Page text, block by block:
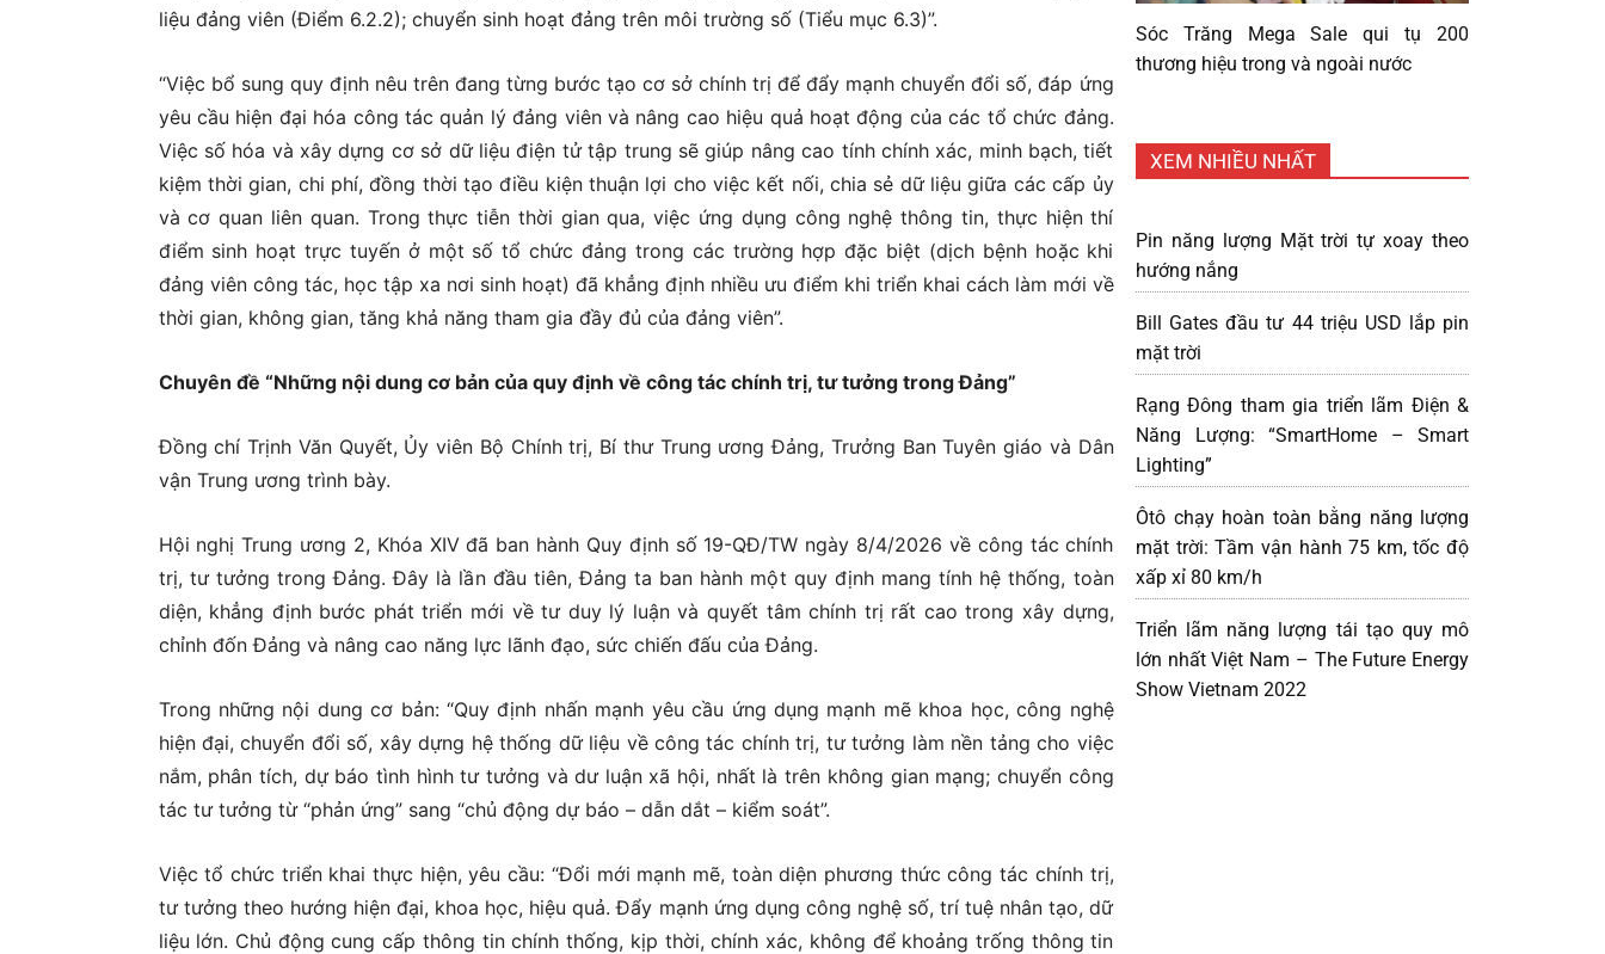
liệu đảng viên (Điểm 6.2.2); chuyển sinh hoạt đảng trên môi trường số (Tiểu mục 6.3)”.
“Việc bổ sung quy định nêu trên đang từng bước tạo cơ sở chính trị để đẩy mạnh chuyển đổi số, đáp ứng
yêu cầu hiện đại hóa công tác quản lý đảng viên và nâng cao hiệu quả hoạt động của các tổ chức đảng.
Việc số hóa và xây dựng cơ sở dữ liệu điện tử tập trung sẽ giúp nâng cao tính chính xác, minh bạch, tiết
kiệm thời gian, chi phí, đồng thời tạo điều kiện thuận lợi cho việc kết nối, chia sẻ dữ liệu giữa các cấp ủy
và cơ quan liên quan. Trong thực tiễn thời gian qua, việc ứng dụng công nghệ thông tin, thực hiện thí
điểm sinh hoạt trực tuyến ở một số tổ chức đảng trong các trường hợp đặc biệt (dịch bệnh hoặc khi
đảng viên công tác, học tập xa nơi sinh hoạt) đã khẳng định nhiều ưu điểm khi triển khai cách làm mới về
thời gian, không gian, tăng khả năng tham gia đầy đủ của đảng viên”.
Chuyên đề “Những nội dung cơ bản của quy định về công tác chính trị, tư tưởng trong Đảng”
Đồng chí Trịnh Văn Quyết, Ủy viên Bộ Chính trị, Bí thư Trung ương Đảng, Trưởng Ban Tuyên giáo và Dân
vận Trung ương trình bày.
Hội nghị Trung ương 2, Khóa XIV đã ban hành Quy định số 19-QĐ/TW ngày 8/4/2026 về công tác chính
trị, tư tưởng trong Đảng. Đây là lần đầu tiên, Đảng ta ban hành một quy định mang tính hệ thống, toàn
diện, khẳng định bước phát triển mới về tư duy lý luận và quyết tâm chính trị rất cao trong xây dựng,
chỉnh đốn Đảng và nâng cao năng lực lãnh đạo, sức chiến đấu của Đảng.
Trong những nội dung cơ bản: “Quy định nhấn mạnh yêu cầu ứng dụng mạnh mẽ khoa học, công nghệ
hiện đại, chuyển đổi số, xây dựng hệ thống dữ liệu về công tác chính trị, tư tưởng làm nền tảng cho việc
nắm, phân tích, dự báo tình hình tư tưởng và dư luận xã hội, nhất là trên không gian mạng; chuyển công
tác tư tưởng từ “phản ứng” sang “chủ động dự báo – dẫn dắt – kiểm soát”.
Việc tổ chức triển khai thực hiện, yêu cầu: “Đổi mới mạnh mẽ, toàn diện phương thức công tác chính trị,
tư tưởng theo hướng hiện đại, khoa học, hiệu quả. Đẩy mạnh ứng dụng công nghệ số, trí tuệ nhân tạo, dữ
liệu lớn. Chủ động cung cấp thông tin chính thống, kịp thời, chính xác, không để khoảng trống thông tin
Sóc Trăng Mega Sale qui tụ 200
thương hiệu trong và ngoài nước
XEM NHIỀU NHẤT
Pin năng lượng Mặt trời tự xoay theo
hướng nắng
Bill Gates đầu tư 44 triệu USD lắp pin
mặt trời
Rạng Đông tham gia triển lãm Điện &
Năng Lượng: “SmartHome – Smart
Lighting”
Ôtô chạy hoàn toàn bằng năng lượng
mặt trời: Tầm vận hành 75 km, tốc độ
xấp xỉ 80 km/h
Triển lãm năng lượng tái tạo quy mô
lớn nhất Việt Nam – The Future Energy
Show Vietnam 2022